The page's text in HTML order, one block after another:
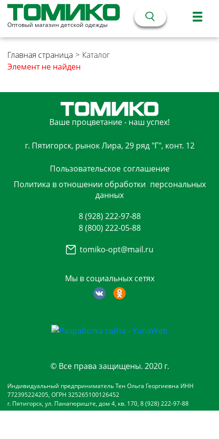
Оптовый магазин детской одежды
Главная страница > Каталог
Элемент не найден
Ваше процветание - наш успех!
г. Пятигорск, рынок Лира, 29 ряд "Г", конт. 12
Пользовательское соглашение
Политика в отношении обработки персональных
данных
Мы в социальных сетях
8 (928) 222-97-88
8 (800) 222-05-88
tomiko-opt@mail.ru
© Все права защищены. 2020 г.
Индивидуальный предприниматель Тен Ольга Георгиевна ИНН
772395224205, ОГРН 325265100126452
г. Пятигорск, ул. Панагюриште, дом 4, кв. 170, 8 (928) 222-97-88